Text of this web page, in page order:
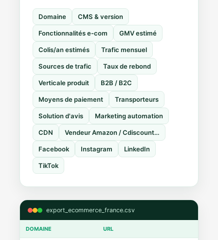
Domaine CMS & version
Fonctionnalités e-com GMV estimé
Colis/an estimés Trafic mensuel
Sources de trafic Taux de rebond
Verticale produit B2B / B2C
Moyens de paiement Transporteurs
Solution d'avis Marketing automation
CDN Vendeur Amazon / Cdiscount…
Facebook Instagram LinkedIn
TikTok
export_ecommerce_france.csv
DOMAINE URL